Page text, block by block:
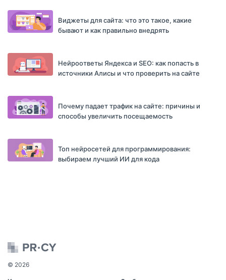
Виджеты для сайта: что это такое, какие
бывают и как правильно внедрять
Нейроответы Яндекса и SEO: как попасть в
источники Алисы и что проверить на сайте
Почему падает трафик на сайте: причины и
способы увеличить посещаемость
Топ нейросетей для программирования:
выбираем лучший ИИ для кода
© 2026